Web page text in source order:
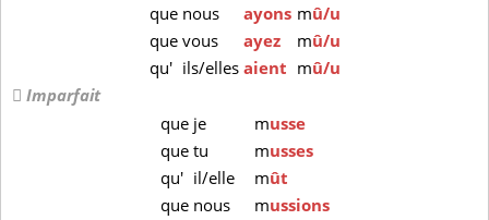
que nous ayons mû/u
que vous ayez mû/u
qu' ils/elles aient mû/u
Imparfait
que je musse
que tu musses
qu' il/elle mût
que nous mussions